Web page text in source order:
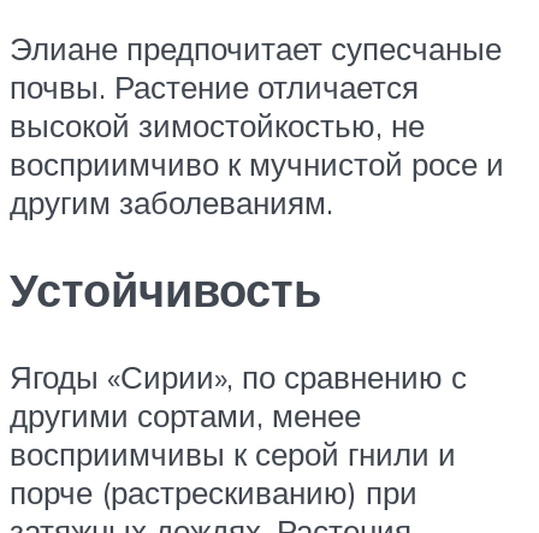
Элиане предпочитает супесчаные
почвы. Растение отличается
высокой зимостойкостью, не
восприимчиво к мучнистой росе и
другим заболеваниям.
Устойчивость
Ягоды «Сирии», по сравнению с
другими сортами, менее
восприимчивы к серой гнили и
порче (растрескиванию) при